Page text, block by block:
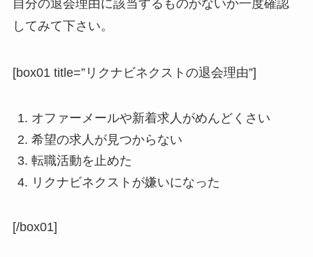
自分の退会理由に該当するものがないか一度確認
してみて下さい。
[box01 title=”リクナビネクストの退会理由”]
オファーメールや新着求人がめんどくさい
希望の求人が見つからない
転職活動を止めた
リクナビネクストが嫌いになった
[/box01]